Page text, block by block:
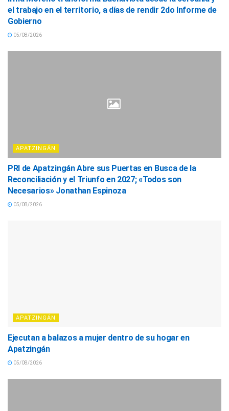
el trabajo en el territorio, a días de rendir 2do Informe de
Gobierno
05/08/2026
APATZINGÁN
PRI de Apatzingán Abre sus Puertas en Busca de la
Reconciliación y el Triunfo en 2027; «Todos son
Necesarios» Jonathan Espinoza
05/08/2026
APATZINGÁN
Ejecutan a balazos a mujer dentro de su hogar en
Apatzingán
05/08/2026